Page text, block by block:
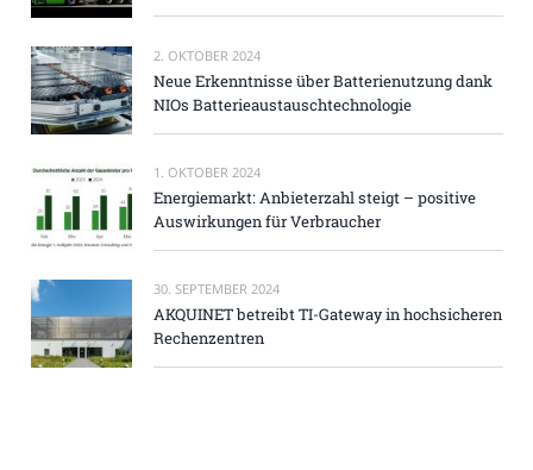
2. OKTOBER 2024
Neue Erkenntnisse über Batterienutzung dank
NIOs Batterieaustauschtechnologie
1. OKTOBER 2024
Energiemarkt: Anbieterzahl steigt – positive
Auswirkungen für Verbraucher
30. SEPTEMBER 2024
AKQUINET betreibt TI-Gateway in hochsicheren
Rechenzentren